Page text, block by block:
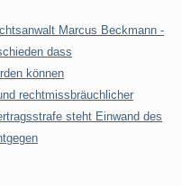
Marcus Beckmann -
dass
können
rechtmissbräuchlicher
steht Einwand des